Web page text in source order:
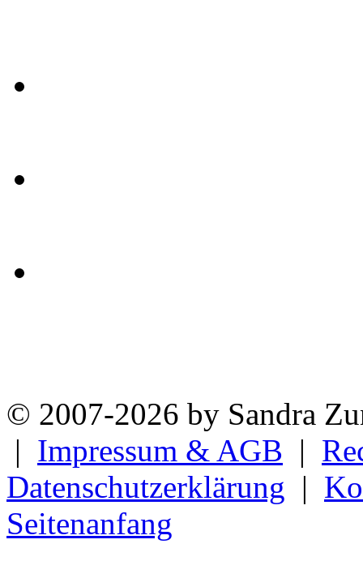
© 2007-2026 by Sandra
| Impressum & AGB |
Datenschutzerklärung |
Seitenanfang